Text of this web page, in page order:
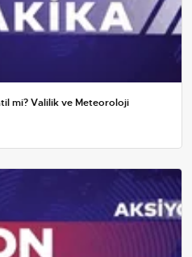
mi? Valilik ve Meteoroloji